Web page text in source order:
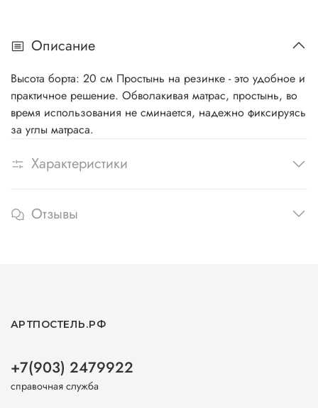
Описание
Высота борта: 20 см Простынь на резинке - это удобное и
практичное решение. Обволакивая матрас, простынь, во
время использования не сминается, надежно фиксируясь
за углы матраса.
Характеристики
Отзывы
АРТПОСТЕЛЬ.РФ
+7(903) 2479922
справочная служба